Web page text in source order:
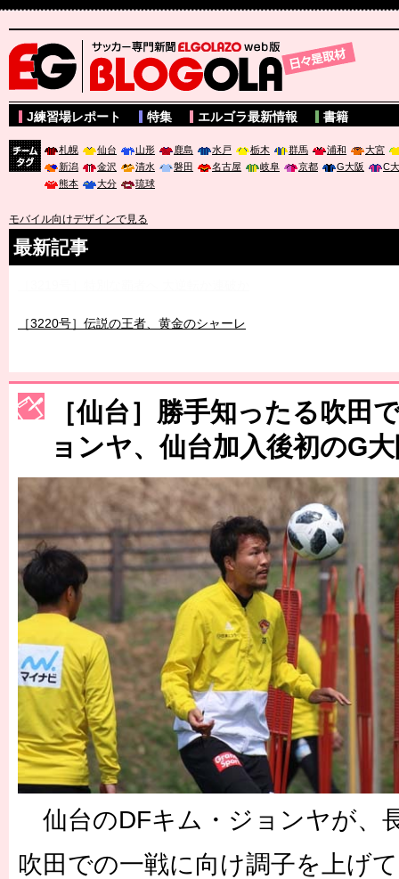
サッカー専門新聞ELGOLAZO web版 BLOGOLA
J練習場レポート 特集 エルゴラ最新情報 書籍
札幌 仙台 山形 鹿島 水戸 栃木 群馬 浦和
大宮
新潟
金沢 清水 磐田 名古屋 岐阜 京都 G大阪
C
熊本
大分 琉球
モバイル向けデザインで見る
最新記事
［3220号］伝説の王者、黄金のシャーレ
［3230号］世界一への夢は終わらない
［3223号］一丸。日本出陣
［3222号］史上最大のW杯開幕 注目は「個」
長谷川 アーリアジャスールさんがシンポジウム「気候変動から命
［仙台］勝手知ったる吹田
ョンヤ、仙台加入後初のG
仙台のDFキム・ジョンヤが、
吹田での一戦に向け調子を上げ